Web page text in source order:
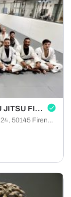
TRIBE JIU JITSU FIRENZE NORD
Via Pratese 24, 50145 Firenze città metropolitana di Firenze, Italia